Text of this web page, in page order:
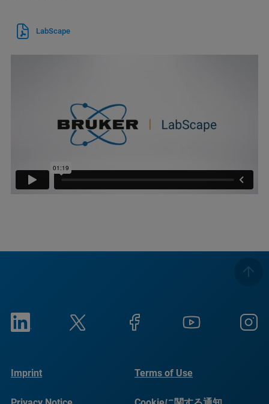
LabScape
Imprint Terms of Use